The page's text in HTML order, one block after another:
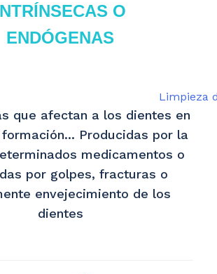
ÍNSECAS O
ENDÓGENAS
que afectan a los dientes en
Producidas por la
medicamentos o
por golpes, fracturas o
envejecimiento de los
dientes